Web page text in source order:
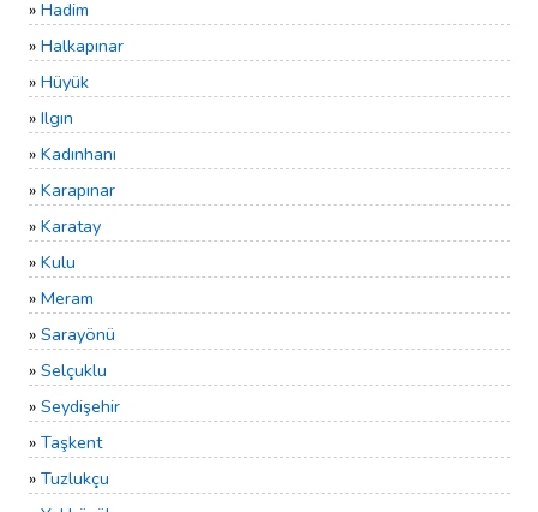
» Hadim
» Halkapınar
» Hüyük
» Ilgın
» Kadınhanı
» Karapınar
» Karatay
» Kulu
» Meram
» Sarayönü
» Selçuklu
» Seydişehir
» Taşkent
» Tuzlukçu